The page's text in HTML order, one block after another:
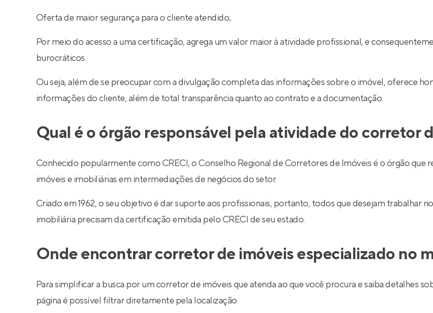
Oferta de maior segurança para o cliente atendido;
Por meio do acesso a uma certificação, agrega um valor maior à atividade profissional, e
burocráticos.
Ou seja, além de se preocupar com a divulgação completa das informações sobre o imóvel, oferece
informações do cliente, além de total transparência quanto ao contrato e a documentação.
Qual é o órgão responsável pela atividade do corretor
Conhecido popularmente como CRECI, o Conselho Regional de Corretores de Imóveis é o órgão que
imóveis e imobiliárias em intermediações de negócios do setor.
Criado em 1962, o seu objetivo é dar suporte aos profissionais, portanto, todos que desejam trabalhar
imobiliária precisam da certificação emitida pelo CRECI de seu estado.
Onde encontrar corretor de imóveis especializado no
Para simplificar a busca por um corretor de imóveis que atenda ao que você procura e saiba detalhes
página é possível filtrar diretamente pela localização.